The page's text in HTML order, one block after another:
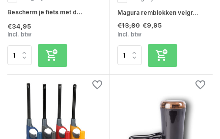
Bescherm je fiets met d...
€34,95
Incl. btw
Magura remblokken velgr...
€13,80 €9,95
Incl. btw